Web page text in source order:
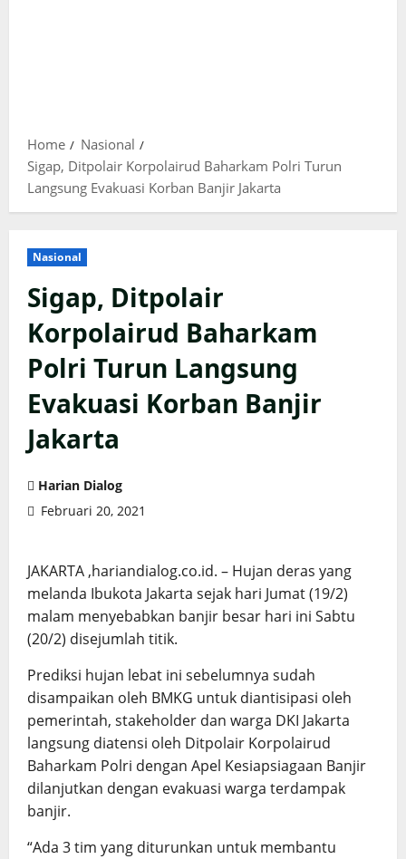
Home
Nasional
Sigap, Ditpolair Korpolairud Baharkam Polri Turun
Langsung Evakuasi Korban Banjir Jakarta
Nasional
Sigap, Ditpolair
Korpolairud Baharkam
Polri Turun Langsung
Evakuasi Korban Banjir
Jakarta
Harian Dialog
Februari 20, 2021
JAKARTA ,hariandialog.co.id. – Hujan deras yang
melanda Ibukota Jakarta sejak hari Jumat (19/2)
malam menyebabkan banjir besar hari ini Sabtu
(20/2) disejumlah titik.
Prediksi hujan lebat ini sebelumnya sudah
disampaikan oleh BMKG untuk diantisipasi oleh
pemerintah, stakeholder dan warga DKI Jakarta
langsung diatensi oleh Ditpolair Korpolairud
Baharkam Polri dengan Apel Kesiapsiagaan Banjir
dilanjutkan dengan evakuasi warga terdampak
banjir.
“Ada 3 tim yang diturunkan untuk membantu